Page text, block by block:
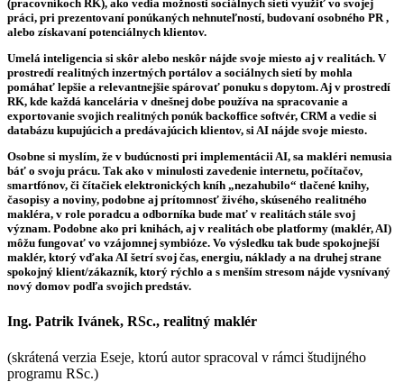
(pracovníkoch RK), ako vedia možnosti sociálnych sietí využiť vo svojej
práci, pri prezentovaní ponúkaných nehnuteľností, budovaní osobného PR ,
alebo získavaní potenciálnych klientov.
Umelá inteligencia si skôr alebo neskôr nájde svoje miesto aj v realitách. V
prostredí realitných inzertných portálov a sociálnych sietí by mohla
pomáhať lepšie a relevantnejšie spárovať ponuku s dopytom. Aj v prostredí
RK, kde každá kancelária v dnešnej dobe používa na spracovanie a
exportovanie svojich realitných ponúk backoffice softvér, CRM a vedie si
databázu kupujúcich a predávajúcich klientov, si AI nájde svoje miesto.
Osobne si myslím, že v budúcnosti pri implementácii AI, sa makléri nemusia
báť o svoju prácu. Tak ako v minulosti zavedenie internetu, počítačov,
smartfónov, či čítačiek elektronických kníh „nezahubilo“ tlačené knihy,
časopisy a noviny, podobne aj prítomnosť živého, skúseného realitného
makléra, v role poradcu a odborníka bude mať v realitách stále svoj
význam. Podobne ako pri knihách, aj v realitách obe platformy (maklér, AI)
môžu fungovať vo vzájomnej symbióze. Vo výsledku tak bude spokojnejší
maklér, ktorý vďaka AI šetrí svoj čas, energiu, náklady a na druhej strane
spokojný klient/zákazník, ktorý rýchlo a s menším stresom nájde vysnívaný
nový domov podľa svojich predstáv.
Ing. Patrik Ivánek, RSc., realitný maklér
(skrátená verzia Eseje, ktorú autor spracoval v rámci študijného
programu RSc.)